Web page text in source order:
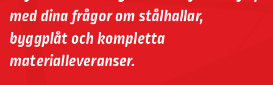
med dina frågor om stålhallar,
byggplåt och kompletta
materialleveranser.